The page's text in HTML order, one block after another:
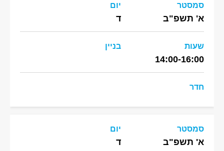
סמסטר
א' תשפ"ב
יום
ד
שעות
14:00-16:00
בניין
חדר
סמסטר
א' תשפ"ב
יום
ד